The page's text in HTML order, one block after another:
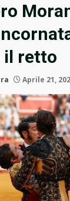
il retto
Aprile 21,